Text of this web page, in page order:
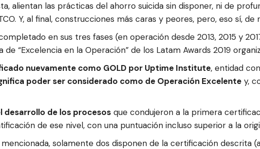
alientan las prácticas del ahorro suicida sin disponer, ni de
Y, al final, construcciones más caras y peores, pero, eso sí, de
en sus tres fases (en operación desde 2013, 2015 y
“Excelencia en la Operación” de los Latam Awards 2019
nuevamente como GOLD por Uptime Institute, entidad
poder ser considerado como de Operación Excelente y,
desarrollo de los procesos que condujeron a la primera
de ese nivel, con una puntuación incluso superior a la
solamente dos disponen de la certificación descrita